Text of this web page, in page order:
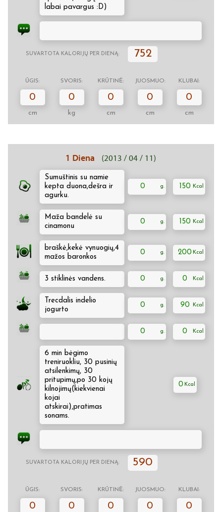
labai pavargus :D)
SUVARTOTA KALORIJŲ PER DIENĄ: 752
ŪGIS: SVORIS: KRŪTINĖ: JUOSMUO: KLUBAI:
0
cm
0
kg
0
cm
0
cm
0
cm
1 Diena (2013 / 04 / 11)
Sumuštinis su namie
kepta duona,dešra ir
agurku.
0 150
Maža bandelė su
cinamonu
0 150
braškė,kekė vynuogių,4
mažos baronkos
0 200
3 stiklinės vandens. 0 0
Trecdalis indelio
jogurto
0 90
0 0
6 min bėgimo
treniruokliu, 30 pusinių
atsilenkimų, 30
pritupimų,po 30 kojų
kilnojimų(kiekvienai
kojai
atskirai),pratimas
sonams.
0
SUVARTOTA KALORIJŲ PER DIENĄ: 590
ŪGIS: SVORIS: KRŪTINĖ: JUOSMUO: KLUBAI:
0 0 0 0 0